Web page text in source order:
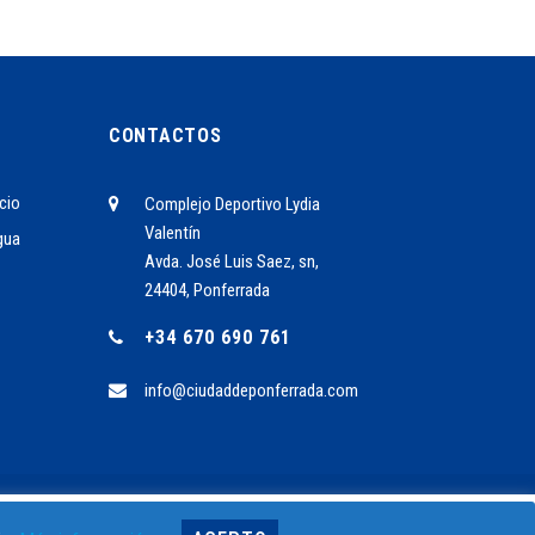
CONTACTOS
Complejo Deportivo Lydia
Valentín
Avda. José Luis Saez, sn,
24404, Ponferrada
+34 670 690 761
info@ciudaddeponferrada.com